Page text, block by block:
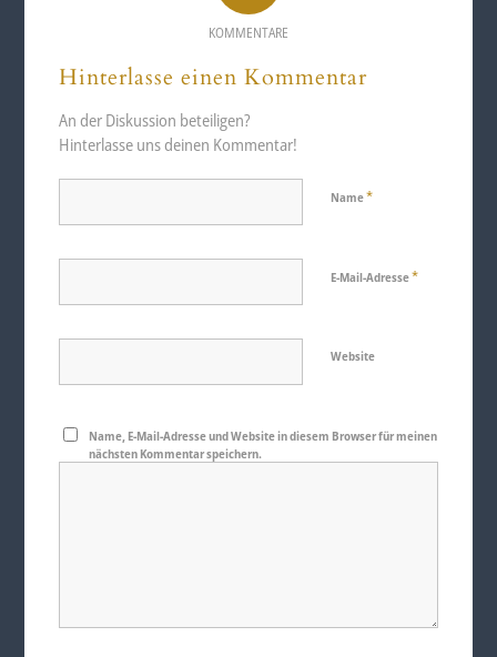
KOMMENTARE
Hinterlasse einen Kommentar
An der Diskussion beteiligen?
Hinterlasse uns deinen Kommentar!
Name*
E-Mail-Adresse*
Website
Name, E-Mail-Adresse und Website in diesem Browser für meinen
nächsten Kommentar speichern.